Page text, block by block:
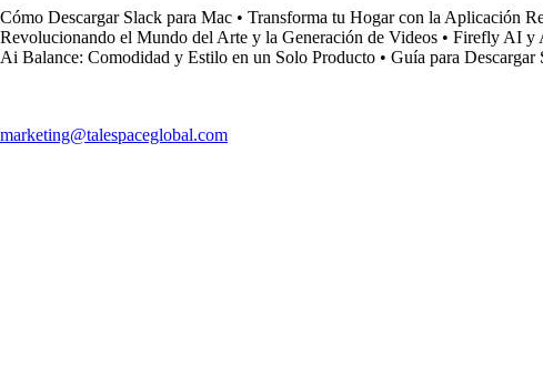
Cómo Descargar Slack para Mac • Transforma tu Hogar con la Aplicación
Revolucionando el Mundo del Arte y la Generación de Videos • Firefly AI y
Ai Balance: Comodidad y Estilo en un Solo Producto • Guía para
marketing@talespaceglobal.com